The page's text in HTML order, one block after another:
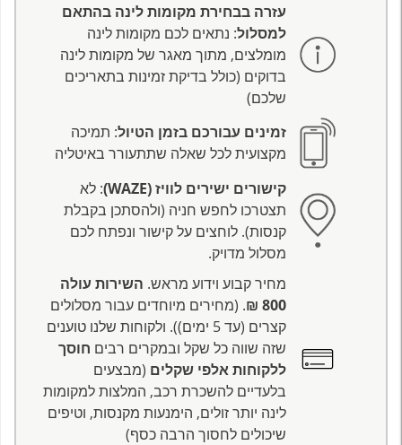
עזרה בבחירת מקומות לינה בהתאם
למסלול: נתאים לכם מקומות לינה
מומלצים, מתוך מאגר של מקומות לינה
בדוקים (כולל בדיקת זמינות בתאריכים
שלכם)
זמינים עבורכם בזמן הטיול: תמיכה
מקצועית לכל שאלה שתתעורר באיטליה
קישורים ישירים לוויז (WAZE)
: לא
תצטרכו לחפש חניה (ולהסתכן בקבלת
קנסות). לוחצים על קישור ונפתח לכם
מסלול מדויק.
מחיר קבוע וידוע מראש. השירות עולה
800 ₪
. (מחירים מיוחדים עבור מסלולים
קצרים (עד 5 ימים)). ולקוחות שלנו טוענים
שזה שווה כל שקל ובמקרים רבים חוסך
ללקוחות אלפי שקלים (מבצעים
בלעדיים להשכרת רכב, המלצות למקומות
לינה יותר זולים, הימנעות מקנסות, וטיפים
שיכולים לחסוך הרבה כסף)